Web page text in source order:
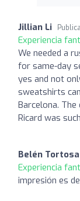
Jillian Li
Experiencia
We needed a
for same-day
yes and not
sweatshirts
Barcelona.
Ricard was
Belén Tortosa
Experiencia
impresión es